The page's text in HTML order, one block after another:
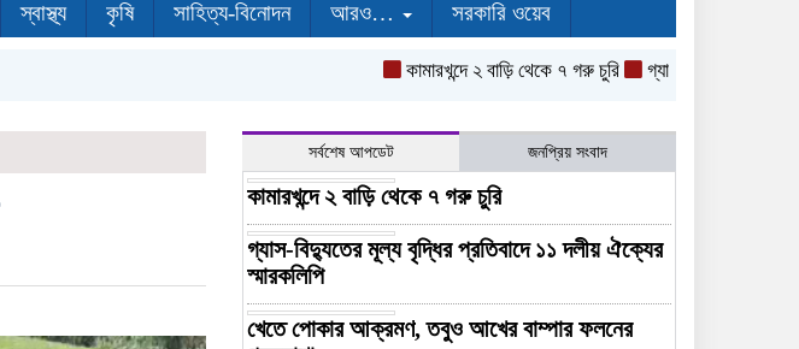
স্বাস্থ্য কৃষি সাহিত্য-বিনোদন আরও… সরকারি ওয়েব
কামারখন্দে ২ বাড়ি থেকে ৭ গরু চুরি গ্যাস-বিদ্যুতের মূল্য বৃদ্ধির
সর্বশেষ আপডেট জনপ্রিয় সংবাদ
কামারখন্দে ২ বাড়ি থেকে ৭ গরু চুরি
গ্যাস-বিদ্যুতের মূল্য বৃদ্ধির প্রতিবাদে ১১ দলীয় ঐক্যের
স্মারকলিপি
খেতে পোকার আক্রমণ, তবুও আখের বাম্পার ফলনের